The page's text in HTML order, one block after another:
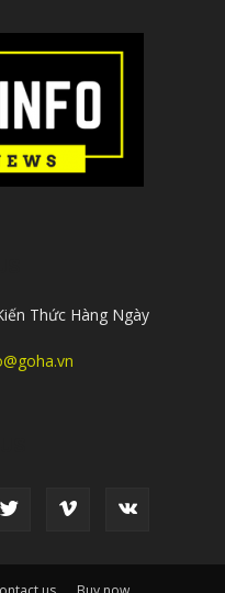
Thức Hàng Ngày